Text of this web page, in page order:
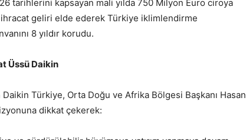
tarihlerini kapsayan mali yılda 750 Milyon Euro ciroya
geliri elde ederek Türkiye iklimlendirme
8 yıldır korudu.
Üssü Daikin
Türkiye, Orta Doğu ve Afrika Bölgesi Başkanı Hasan
dikkat çekerek: